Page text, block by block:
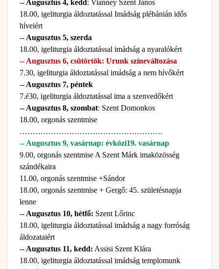
-- Augusztus 4, kedd : Vianney Szent János
18.00, igeliturgia áldoztatással Imádság plébánián idős
híveiért
-- Augusztus 5, szerda
18.00, igeliturgia áldoztatással imádság a nyaralókért
-- Augusztus 6, csütörtök: Urunk színeváltozása
7.30, igeliturgia áldoztatással imádság a nem hívőkért
-- Augusztus 7, péntek
7.é30, igeliturgia áldoztatással ima a szenvedőkért
-- Augusztus 8, szombat: Szent Domonkos
18.00, orgonás szentmise
……………………………………………….
-- Augusztus 9, vasárnap: évközi19. vasárnap
9.00, orgonás szentmise A Szent Márk imaközösség
szándékaira
11.00, orgonás szentmise +Sándor
18.00, orgonás szentmise + Gergő: 45. születésnapja
lenne
-- Augusztus 10, hétfő: Szent Lőrinc
18.00, igeliturgia áldoztatással imádság a nagy forróság
áldozataiért
-- Augusztus 11, kedd: Assisi Szent Klára
18.00, igeliturgia áldoztatással imádság templomunk